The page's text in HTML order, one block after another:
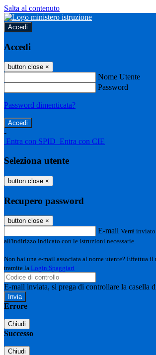
Salta al contenuto
Accedi
Accedi
button close ×
Nome Utente
Password
Password dimenticata?
-
Entra con SPID Entra con CIE
Seleziona utente
button close ×
Recupero password
button close ×
E-mail Verrà
all'indirizzo indicato con le istruzioni necessarie.
Non hai una e-mail associata al nome utente? Effettua il
tramite la Login Spaggiari
E-mail inviata, si prega di controllare la casella
Errore
Chiudi
Successo
Chiudi